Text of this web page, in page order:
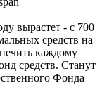
вырастет - с 700
средств на
каждому
средств. Станут
Фонда